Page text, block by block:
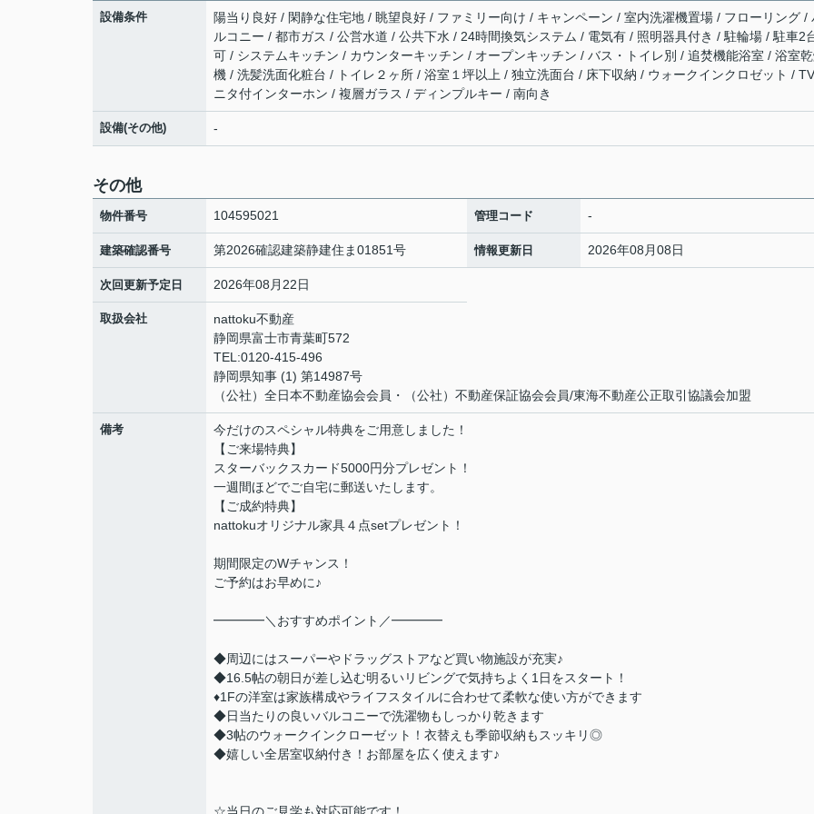
設備条件
陽当り良好 / 閑静な住宅地 / 眺望良好 / ファミリー向け / キャンペーン / 室内洗濯機置場 / フローリング /
ルコニー / 都市ガス / 公営水道 / 公共下水 / 24時間換気システム / 電気有 / 照明器具付き / 駐輪場 / 駐車2
可 / システムキッチン / カウンターキッチン / オープンキッチン / バス・トイレ別 / 追焚機能浴室 / 浴室
機 / 洗髪洗面化粧台 / トイレ２ヶ所 / 浴室１坪以上 / 独立洗面台 / 床下収納 / ウォークインクロゼット /
ニタ付インターホン / 複層ガラス / ディンプルキー / 南向き
設備(その他) -
その他
物件番号 104595021 管理コード -
建築確認番号 第2026確認建築静建住ま01851号 情報更新日 2026年08月08日
次回更新予定日 2026年08月22日
取扱会社
nattoku不動産
静岡県富士市青葉町572
TEL:0120-415-496
静岡県知事 (1) 第14987号
（公社）全日本不動産協会会員・（公社）不動産保証協会会員/東海不動産公正取引協議会加盟
備考
今だけのスペシャル特典をご用意しました！
【ご来場特典】
スターバックスカード5000円分プレゼント！
一週間ほどでご自宅に郵送いたします。
【ご成約特典】
nattokuオリジナル家具４点setプレゼント！
期間限定のWチャンス！
ご予約はお早めに♪
━━━━＼おすすめポイント／━━━━
◆周辺にはスーパーやドラッグストアなど買い物施設が充実♪
◆16.5帖の朝日が差し込む明るいリビングで気持ちよく1日をスタート！
♦1Fの洋室は家族構成やライフスタイルに合わせて柔軟な使い方ができます
◆日当たりの良いバルコニーで洗濯物もしっかり乾きます
◆3帖のウォークインクローゼット！衣替えも季節収納もスッキリ◎
◆嬉しい全居室収納付き！お部屋を広く使えます♪